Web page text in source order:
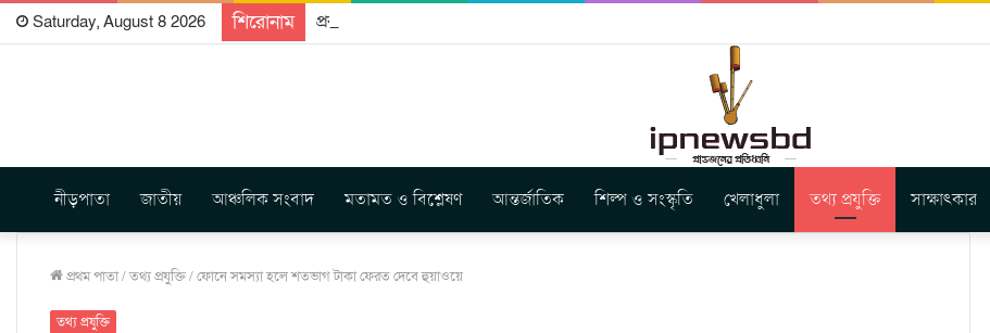
Saturday, August 8 2026 শিরোনাম প্রকাশিত হতে যাচ্ছে দি রাবুগার নতুন গান ‘Baljanggi’
নীড়পাতা জাতীয় আঞ্চলিক সংবাদ মতামত ও বিশ্লেষণ আন্তর্জাতিক শিল্প ও সংস্কৃতি খেলাধুলা তথ্য প্রযুক্তি সাক্ষাৎকার
প্রথম পাতা/তথ্য প্রযুক্তি/ফোনে সমস্যা হলে শতভাগ টাকা ফেরত দেবে হুয়াওয়ে
তথ্য প্রযুক্তি